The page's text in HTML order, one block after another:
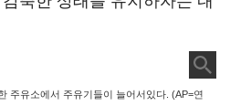
주유소에서 주유기들이 늘어서있다. (AP=연